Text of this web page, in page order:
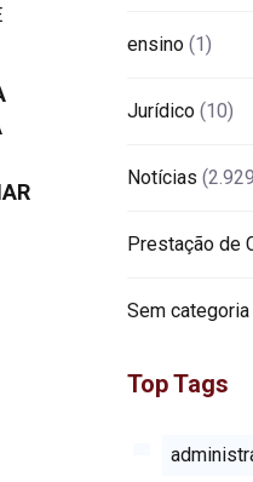
ensino (1)
Jurídico (10)
Notícias
Prestação de
Sem categoria
Top Tags